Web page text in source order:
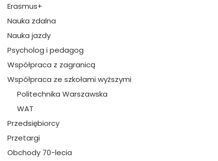
Erasmus+
Nauka zdalna
Nauka jazdy
Psycholog i pedagog
Współpraca z zagranicą
Współpraca ze szkołami wyższymi
Politechnika Warszawska
WAT
Przedsiębiorcy
Przetargi
Obchody 70-lecia